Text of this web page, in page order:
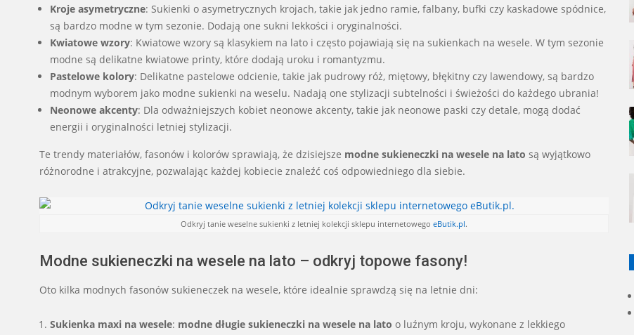
Kroje asymetryczne: Sukienki o asymetrycznych krojach, takie jak jedno ramie, falbany, bufki czy kaskadowe spódnice,
są bardzo modne w tym sezonie. Dodają one sukni lekkości i oryginalności.
Kwiatowe wzory: Kwiatowe wzory są klasykiem na lato i często pojawiają się na sukienkach na wesele. W tym sezonie
modne są delikatne kwiatowe printy, które dodają uroku i romantyzmu.
Pastelowe kolory: Delikatne pastelowe odcienie, takie jak pudrowy róż, miętowy, błękitny czy lawendowy, są bardzo
modnym wyborem jako modne sukienki na weselu. Nadają one stylizacji subtelności i świeżości do każdego ubrania!
Neonowe akcenty: Dla odważniejszych kobiet neonowe akcenty, takie jak neonowe paski czy detale, mogą dodać
energii i oryginalności letniej stylizacji.
Te trendy materiałów, fasonów i kolorów sprawiają, że dzisiejsze modne sukieneczki na wesele na lato są wyjątkowo
różnorodne i atrakcyjne, pozwalając każdej kobiecie znaleźć coś odpowiedniego dla siebie.
Odkryj tanie weselne sukienki z letniej kolekcji sklepu internetowego eButik.pl.
Modne sukieneczki na wesele na lato – odkryj topowe fasony!
Oto kilka modnych fasonów sukieneczek na wesele, które idealnie sprawdzą się na letnie dni:
Sukienka maxi na wesele: modne długie sukieneczki na wesele na lato o luźnym kroju, wykonane z lekkiego